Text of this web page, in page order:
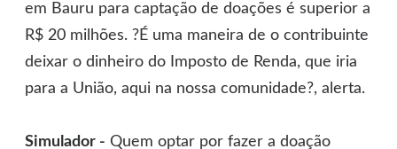
em Bauru para captação de doações é superior a
R$ 20 milhões. ?É uma maneira de o contribuinte
deixar o dinheiro do Imposto de Renda, que iria
para a União, aqui na nossa comunidade?, alerta.
Simulador - Quem optar por fazer a doação